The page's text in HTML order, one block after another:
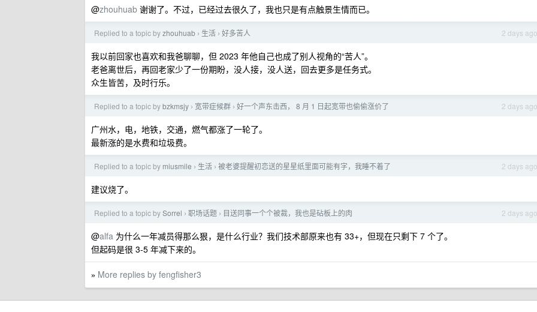
@zhouhuab 谢谢了。不过，已经过去很久了，我也只是有点触景生情而已。
2 days ago
Replied to a topic byzhouhuab › 生活 › 好多苦人
我以前回家也喜欢和我爸聊聊，但 2023 年他自己也成了别人视角的“苦人”。
老爸离世后，再回老家少了一份期盼，没人接，没人送，回去更多是任务式。
众生皆苦，及时行乐。
2 days ago
Replied to a topic bybzkmsjy › 宽带症候群 › 好一个声东击西， 8 月 1 日起宽带也偷偷涨价了
广州水，电，地铁，交通，燃气都涨了一轮了。
最新涨的是水费和垃圾费。
2 days ago
Replied to a topic by miusmile › 生活 › 被老婆提醒初恋送的星星纸里面可能有字，我睡不着了
建议烧了。
2 days ago
Replied to a topic bySorrel › 职场话题 › 目送同事一个个被裁，我也是砧板上的肉
@alfa 为什么一年减员得那么狠，是什么行业？我们技术部原来也有 33+，但现在只剩下 7 个了。
但起码是很 3-5 年减下来的。
» More replies by fengfisher3